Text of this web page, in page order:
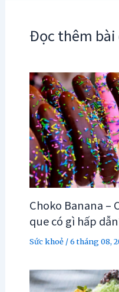
Đọc thêm bài
Choko Banana –
que có gì hấp
Sức khoẻ/6 tháng 08,